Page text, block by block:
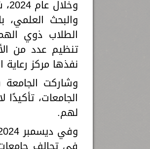
والبحث العلمي،
الطلاب ذوي
تنظيم عدد من
نفذها مركز رعاية
وشاركت الجامعة
الجامعات،
لهم.